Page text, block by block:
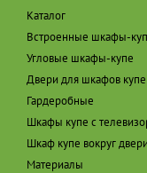
Каталог
Встроенные шкафы-
Угловые шкафы-купе
Двери для шкафов купе
Гардеробные
Шкафы купе с
Шкаф купе вокруг двери
Материалы